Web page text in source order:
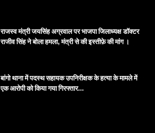
राजस्व मंत्री जयसिंह अग्रवाल पर भाजपा जिलाध्यक्ष डॉक्टर
राजीव सिंह ने बोला हमला, मंत्री से की इस्तीफ़े की मांग ।
बांगो थाना में पदस्थ सहायक उपनिरीक्षक के हत्या के मामले में
एक आरोपी को किया गया गिरफ्तार…